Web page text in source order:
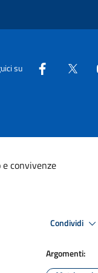
su
convivenze
Condividi
Argomenti: